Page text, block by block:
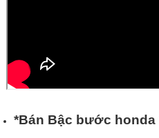
*Bán Bậc bước honda